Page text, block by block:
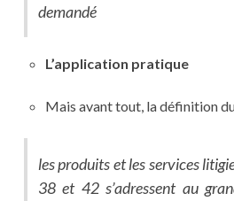
demandé
L’application pratique
Mais avant tout, la définition
les produits et les services
38 et 42 s’adressent au